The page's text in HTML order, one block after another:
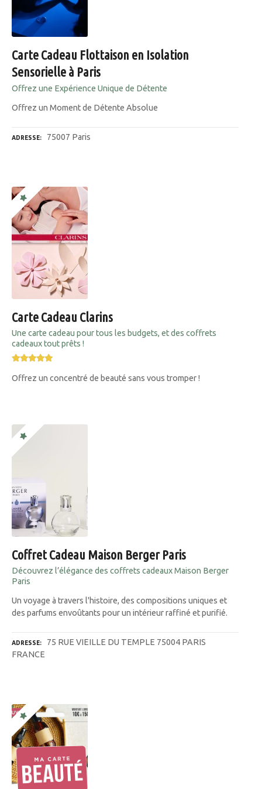
Carte Cadeau Flottaison en Isolation
Sensorielle à Paris
Offrez une Expérience Unique de Détente
Offrez un Moment de Détente Absolue
ADRESSE 75007 Paris
Carte Cadeau Clarins
Une carte cadeau pour tous les budgets, et des coffrets
cadeaux tout prêts !
Offrez un concentré de beauté sans vous tromper !
Coffret Cadeau Maison Berger Paris
Découvrez l’élégance des coffrets cadeaux Maison Berger
Paris
Un voyage à travers l'histoire, des compositions uniques et
des parfums envoûtants pour un intérieur raffiné et purifié.
ADRESSE
75 RUE VIEILLE DU TEMPLE 75004 PARIS
FRANCE